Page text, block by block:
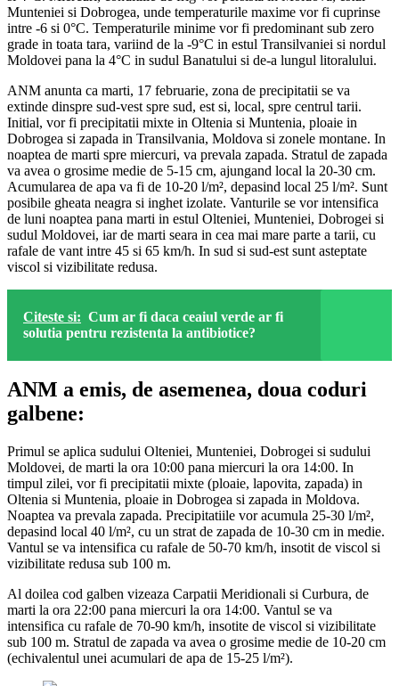
Munteniei si Dobrogea, unde temperaturile maxime vor fi cuprinse
intre -6 si 0°C. Temperaturile minime vor fi predominant sub zero
grade in toata tara, variind de la -9°C in estul Transilvaniei si nordul
Moldovei pana la 4°C in sudul Banatului si de-a lungul litoralului.
ANM anunta ca marti, 17 februarie, zona de precipitatii se va
extinde dinspre sud-vest spre sud, est si, local, spre centrul tarii.
Initial, vor fi precipitatii mixte in Oltenia si Muntenia, ploaie in
Dobrogea si zapada in Transilvania, Moldova si zonele montane. In
noaptea de marti spre miercuri, va prevala zapada. Stratul de zapada
va avea o grosime medie de 5-15 cm, ajungand local la 20-30 cm.
Acumularea de apa va fi de 10-20 l/m², depasind local 25 l/m². Sunt
posibile gheata neagra si inghet izolate. Vanturile se vor intensifica
de luni noaptea pana marti in estul Olteniei, Munteniei, Dobrogei si
sudul Moldovei, iar de marti seara in cea mai mare parte a tarii, cu
rafale de vant intre 45 si 65 km/h. In sud si sud-est sunt asteptate
viscol si vizibilitate redusa.
Citeste si: Cum ar fi daca ceaiul verde ar fi
solutia pentru rezistenta la antibiotice?
ANM a emis, de asemenea, doua coduri
galbene:
Primul se aplica sudului Olteniei, Munteniei, Dobrogei si sudului
Moldovei, de marti la ora 10:00 pana miercuri la ora 14:00. In
timpul zilei, vor fi precipitatii mixte (ploaie, lapovita, zapada) in
Oltenia si Muntenia, ploaie in Dobrogea si zapada in Moldova.
Noaptea va prevala zapada. Precipitatiile vor acumula 25-30 l/m²,
depasind local 40 l/m², cu un strat de zapada de 10-30 cm in medie.
Vantul se va intensifica cu rafale de 50-70 km/h, insotit de viscol si
vizibilitate redusa sub 100 m.
Al doilea cod galben vizeaza Carpatii Meridionali si Curbura, de
marti la ora 22:00 pana miercuri la ora 14:00. Vantul se va
intensifica cu rafale de 70-90 km/h, insotite de viscol si vizibilitate
sub 100 m. Stratul de zapada va avea o grosime medie de 10-20 cm
(echivalentul unei acumulari de apa de 15-25 l/m²).